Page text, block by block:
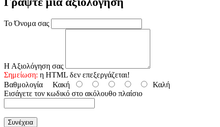
Το Όνομα σας
Η Αξιολόγηση σας
Σημείωση: η HTML δεν επεξεργάζεται!
Βαθμολογία Κακή
Καλή
Εισάγετε τον κωδικό στο ακόλουθο πλαίσιο
Συνέχεια